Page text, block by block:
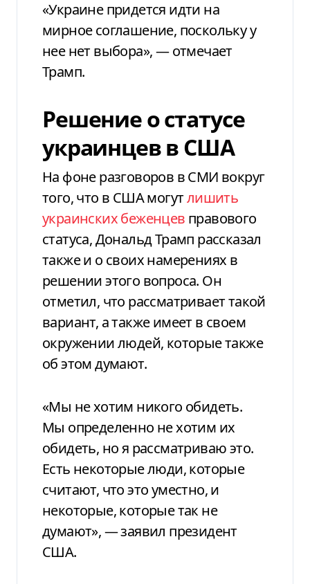
«Украине придется идти на
мирное соглашение, поскольку у
нее нет выбора», — отмечает
Трамп.
Решение о статусе
украинцев в США
На фоне разговоров в СМИ вокруг
того, что в США могутлишить
украинских беженцев правового
статуса, Дональд Трамп рассказал
также и о своих намерениях в
решении этого вопроса. Он
отметил, что рассматривает такой
вариант, а также имеет в своем
окружении людей, которые также
об этом думают.
«Мы не хотим никого обидеть.
Мы определенно не хотим их
обидеть, но я рассматриваю это.
Есть некоторые люди, которые
считают, что это уместно, и
некоторые, которые так не
думают», — заявил президент
США.